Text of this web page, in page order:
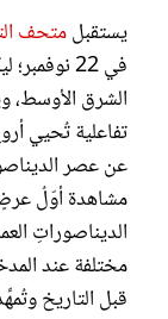
يستقبلمتحف
في 22
الشرق الأوسط،
تفاعلية تُحيي
عن عصر
مشاهدة أوّلُ
الديناصوراتِ
مختلفة عند
قبل التاريخ